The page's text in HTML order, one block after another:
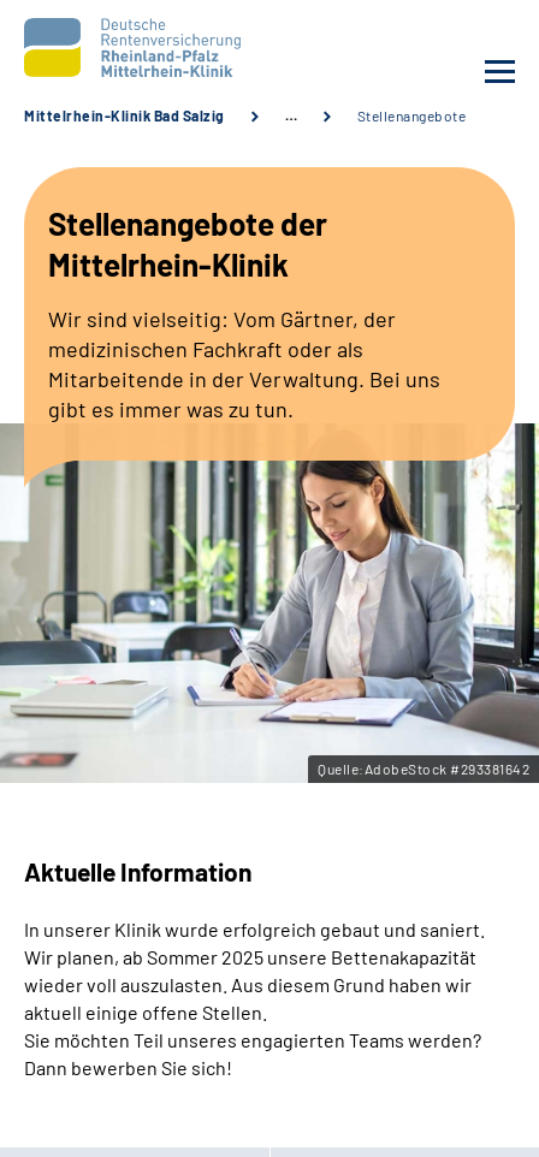
Unsere Angebote
Karriere
Zuweisende &
Leichte Sprache
Gebärdensprache
Mittelrhein-Klinik Bad Salzig … Stellenangebote
Stellenangebote der
Mittelrhein-Klinik
Wir sind vielseitig: Vom Gärtner, der
medizinischen Fachkraft oder als
Mitarbeitende in der Verwaltung. Bei uns
gibt es immer was zu tun.
Quelle:AdobeStock #293381642
Aktuelle Information
In unserer Klinik wurde erfolgreich gebaut und saniert.
Wir planen, ab Sommer 2025 unsere Bettenakapazität
wieder voll auszulasten. Aus diesem Grund haben wir
aktuell einige offene Stellen.
Sie möchten Teil unseres engagierten Teams werden?
Dann bewerben Sie sich!